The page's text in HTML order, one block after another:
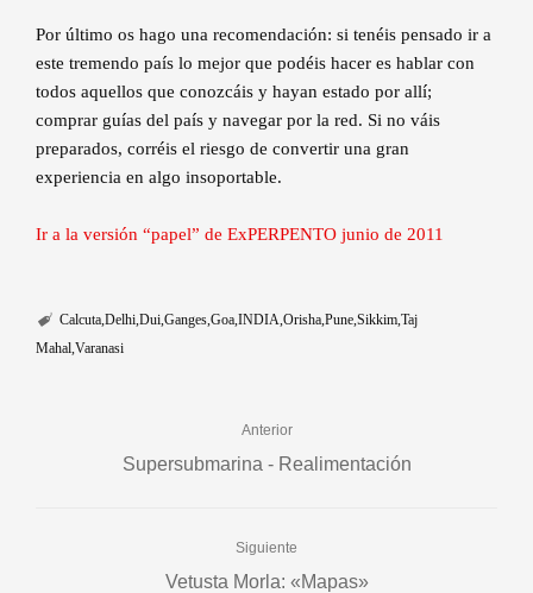
Por último os hago una recomendación: si tenéis pensado ir a
este tremendo país lo mejor que podéis hacer es hablar con
todos aquellos que conozcáis y hayan estado por allí;
comprar guías del país y navegar por la red. Si no váis
preparados, corréis el riesgo de convertir una gran
experiencia en algo insoportable.
Ir a la versión “papel” de ExPERPENTO junio de 2011
Calcuta Delhi Dui Ganges Goa INDIA Orisha Pune Sikkim Taj
Mahal Varanasi
Anterior
Supersubmarina - Realimentación
Siguiente
Vetusta Morla: «Mapas»